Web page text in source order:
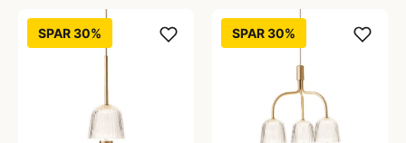
SPAR 30% SPAR 30%